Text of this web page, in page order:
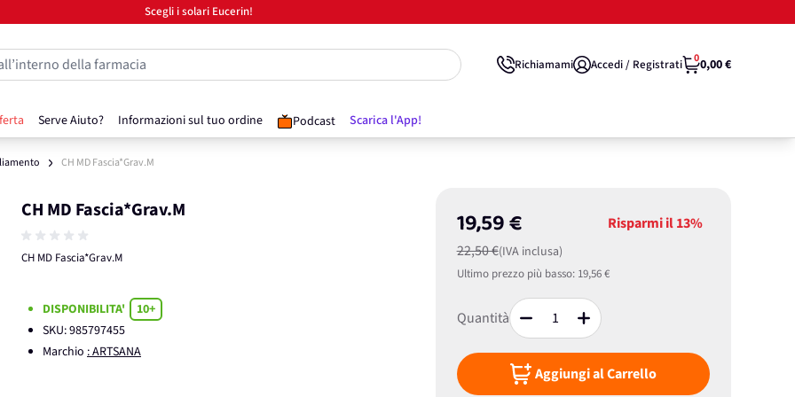
Scegli i solari Eucerin!
Serve Aiuto? Informazioni sul tuo ordine Podcast Scarica l'App!
della farmacia Richiamami Accedi / Registrati 00,00 €
CH MD Fascia*Grav.M
CH MD Fascia*Grav.M
CH MD Fascia*Grav.M
19,59 €
22,50 €(IVA inclusa)
Risparmi il13%
Ultimo prezzo più basso: 19,56 €
Quantità
Aggiungi al Carrello
DISPONIBILITA'
10+
SKU:985797455
Marchio : ARTSANA